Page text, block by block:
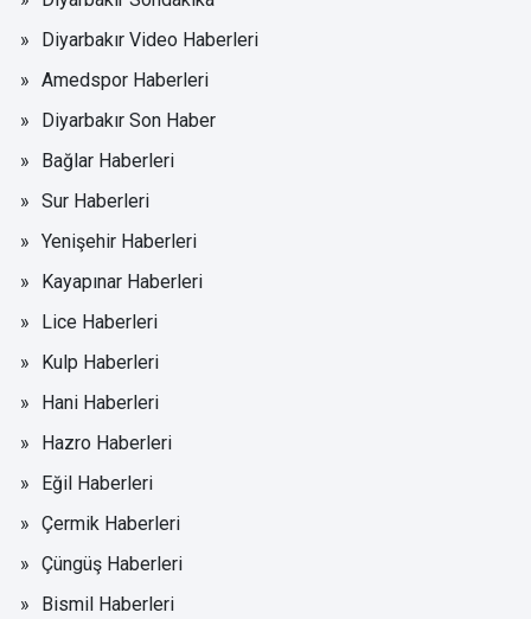
Diyarbakır Video Haberleri
Amedspor Haberleri
Diyarbakır Son Haber
Bağlar Haberleri
Sur Haberleri
Yenişehir Haberleri
Kayapınar Haberleri
Lice Haberleri
Kulp Haberleri
Hani Haberleri
Hazro Haberleri
Eğil Haberleri
Çermik Haberleri
Çüngüş Haberleri
Bismil Haberleri